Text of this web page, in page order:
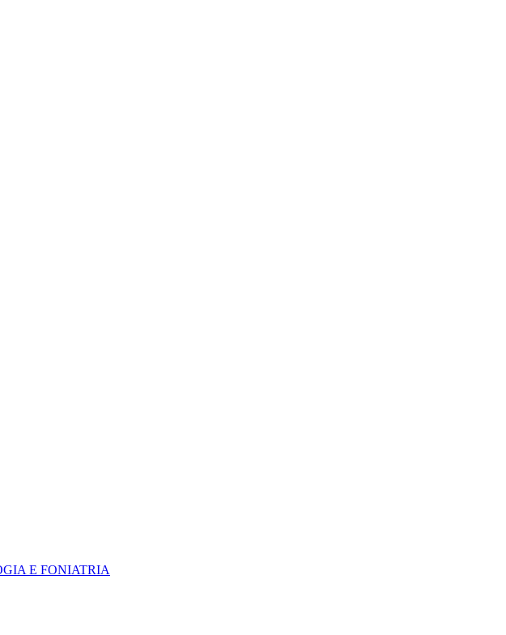
E FONIATRIA